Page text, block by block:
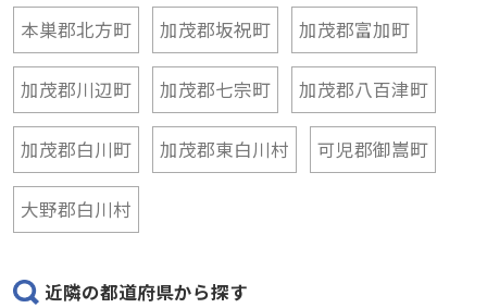
本巣郡北方町 加茂郡坂祝町 加茂郡富加町
加茂郡川辺町 加茂郡七宗町 加茂郡八百津町
加茂郡白川町 加茂郡東白川村 可児郡御嵩町
大野郡白川村
近隣の都道府県から探す